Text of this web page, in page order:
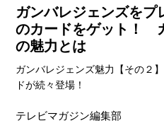
ガンバレジェンズを
のカードをゲット！
の魅力とは
ガンバレジェンズ魅力【その２
ドが続々登場！
テレビマガジン編集部